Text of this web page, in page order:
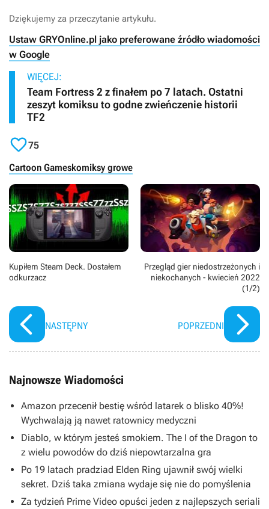
Dziękujemy za przeczytanie artykułu.
Ustaw GRYOnline.pl jako preferowane źródło wiadomości
w Google
WIĘCEJ:
Team Fortress 2 z finałem po 7 latach. Ostatni
zeszyt komiksu to godne zwieńczenie historii
TF2
75
Cartoon Gameskomiksy growe
Kupiłem Steam Deck. Dostałem
odkurzacz
NASTĘPNY
Przegląd gier niedostrzeżonych i
niekochanych - kwiecień 2022
(1/2)
POPRZEDNI
Najnowsze Wiadomości
Amazon przecenił bestię wśród latarek o blisko 40%!
Wychwalają ją nawet ratownicy medyczni
Diablo, w którym jesteś smokiem. The I of the Dragon to
z wielu powodów do dziś niepowtarzalna gra
Po 19 latach pradziad Elden Ring ujawnił swój wielki
sekret. Dziś taka zmiana wydaje się nie do pomyślenia
Za tydzień Prime Video opuści jeden z najlepszych seriali